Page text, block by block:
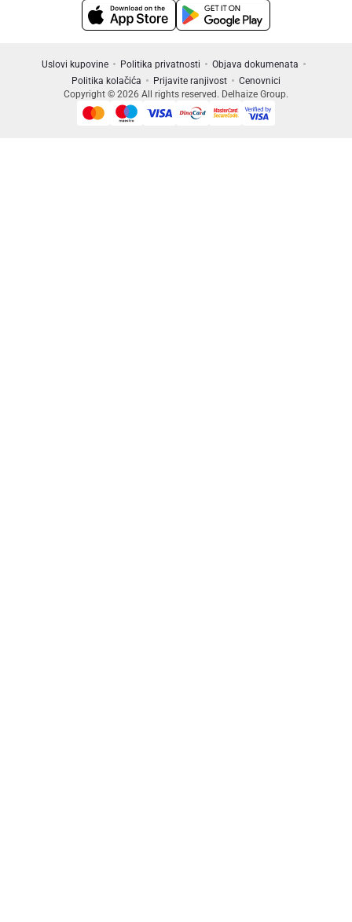
Uslovi kupovine Politika privatnosti
Objava dokumenata
Politika kolačića
Prijavite ranjivost
Cenovnici
Copyright © 2026 All rights reserved. Delhaize Group.